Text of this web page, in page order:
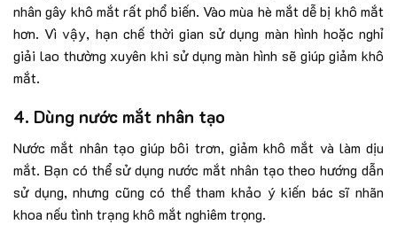
nhân gây khô mắt rất phổ biến. Vào mùa hè mắt dễ bị khô mắt
hơn. Vì vậy, hạn chế thời gian sử dụng màn hình hoặc nghỉ
giải lao thường xuyên khi sử dụng màn hình sẽ giúp giảm khô
mắt.
4. Dùng nước mắt nhân tạo
Nước mắt nhân tạo giúp bôi trơn, giảm khô mắt và làm dịu
mắt. Bạn có thể sử dụng nước mắt nhân tạo theo hướng dẫn
sử dụng, nhưng cũng có thể tham khảo ý kiến bác sĩ nhãn
khoa nếu tình trạng khô mắt nghiêm trọng.